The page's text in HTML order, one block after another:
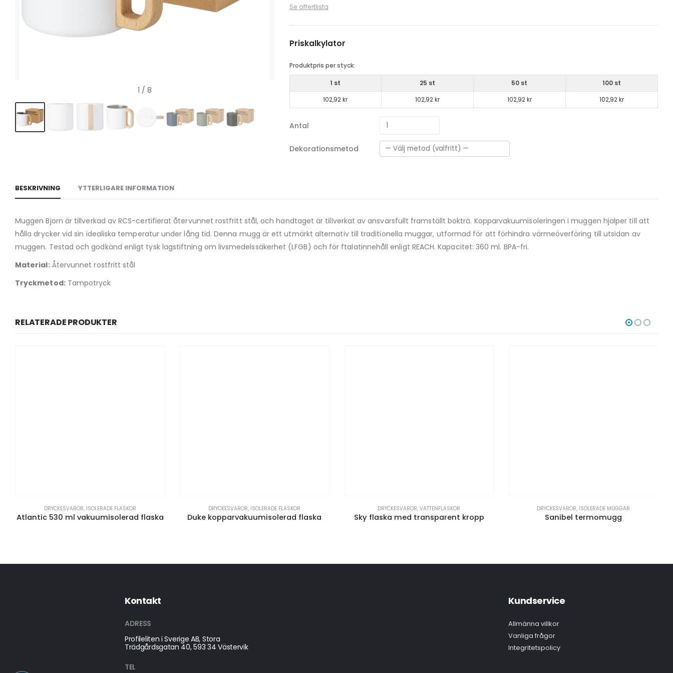
1 / 8
Se offertlista
Priskalkylator
Produktpris per styck:
1 st 25 st 50 st 100 st
102,92 kr 102,92 kr 102,92 kr 102,92 kr
Antal
Dekorationsmetod
BESKRIVNING YTTERLIGARE INFORMATION
Muggen Bjorn är tillverkad av RCS-certifierat återvunnet rostfritt stål, och handtaget är tillverkat av ansvarsfullt framställt bokträ. Kopparvakuumisoleringen i muggen hjälper till att
hålla drycker vid sin idealiska temperatur under lång tid. Denna mugg är ett utmärkt alternativ till traditionella muggar, utformad för att förhindra värmeöverföring till utsidan av
muggen. Testad och godkänd enligt tysk lagstiftning om livsmedelssäkerhet (LFGB) och för ftalatinnehåll enligt REACH. Kapacitet: 360 ml. BPA-fri.
Material:Återvunnet rostfritt stål
Tryckmetod:Tampotryck
RELATERADE PRODUKTER
DRYCKESVAROR, ISOLERADE FLASKOR
Atlantic 530 ml vakuumisolerad flaska
DRYCKESVAROR, ISOLERADE FLASKOR
Duke kopparvakuumisolerad flaska
DRYCKESVAROR,VATTENFLASKOR
Sky flaska med transparent kropp
DRYCKESVAROR, ISOLERADE MUGGAR
Sanibel termomugg
Kontakt
ADRESS
Profileliten i Sverige AB, Stora
Trädgårdsgatan 40, 593 34 Västervik
TEL
Kundservice
Allmänna villkor
Vanliga frågor
Integritetspolicy